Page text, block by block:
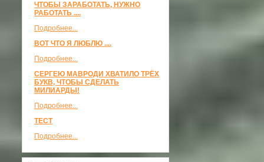
ЧТОБЫ ЗАРАБОТАТЬ, НУЖНО
РАБОТАТЬ ....
Подробнее...
ВОТ ЧТО Я ЛЮБЛЮ ....
Подробнее...
СЕРГЕЮ МАВРОДИ ХВАТИЛО ТРЁХ
БУКВ, ЧТОБЫ СДЕЛАТЬ
МИЛИАРДЫ!
Подробнее...
ТЕСТ
Подробнее...